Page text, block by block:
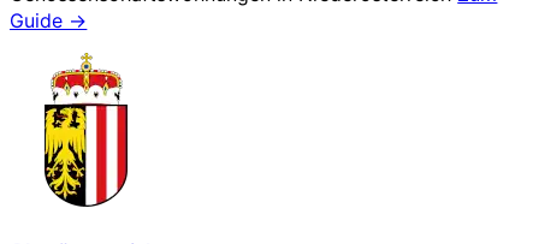
Guide →